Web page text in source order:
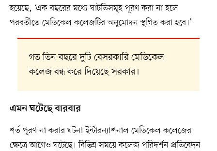
হয়েছে, ‘এক বছরের মধ্যে ঘাটতিসমূহ পূরণ করা না হলে
পরবর্তীতে মেডিকেল কলেজটির অনুমোদন স্থগিত করা হবে।’
গত তিন বছরে দুটি বেসরকারি মেডিকেল
কলেজ বন্ধ করে দিয়েছে সরকার।
এমন ঘটেছে বারবার
শর্ত পূরণ না করার ঘটনা ইন্টারন্যাশনাল মেডিকেল কলেজের
ক্ষেত্রে আগেও ঘটেছে। বিভিন্ন সময়ে কলেজ পরিদর্শন প্রতিবেদন